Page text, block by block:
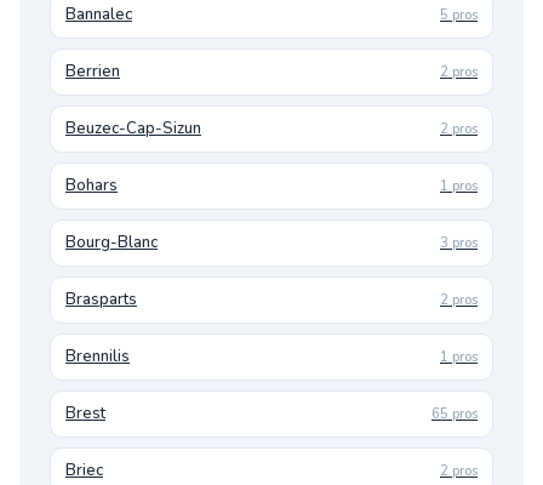
Bannalec 5 pros
Berrien 2 pros
Beuzec-Cap-Sizun 2 pros
Bohars 1 pros
Bourg-Blanc 3 pros
Brasparts 2 pros
Brennilis 1 pros
Brest 65 pros
Briec 2 pros